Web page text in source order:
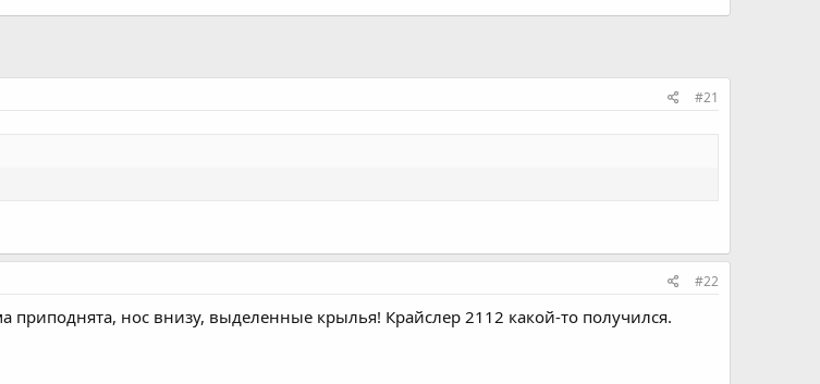
#21
#22
приподнята, нос внизу, выделенные крылья! Крайслер 2112 какой-то получился.